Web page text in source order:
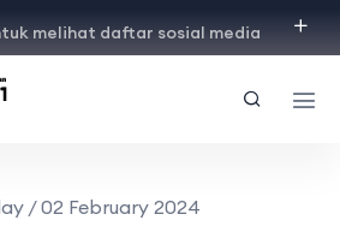
melihat daftar sosial media
/ 02 February 2024